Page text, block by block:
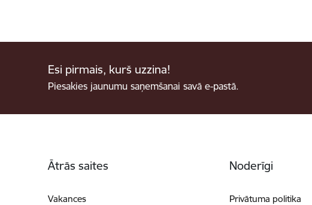
Esi pirmais, kurš uzzina!
Piesakies jaunumu saņemšanai savā e-pastā.
Ātrās saites
Vakances
Noderīgi
Privātuma politika